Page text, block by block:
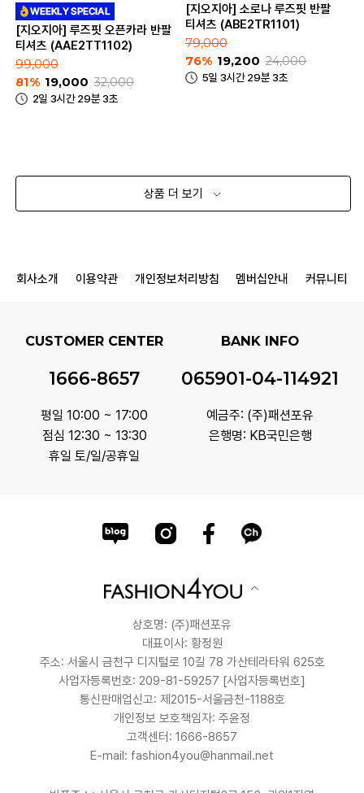
[지오지아] 루즈핏 오픈카라 반팔
티셔츠 (AAE2TT1102)
99,000
81% 19,000 32,000
2일 3시간 29분 3초
[지오지아] 소로나 루즈핏 반팔
티셔츠 (ABE2TR1101)
79,000
76% 19,200 24,000
5일 3시간 29분 3초
상품 더 보기
회사소개 이용약관 개인정보처리방침 멤버십안내 커뮤니티
CUSTOMER CENTER
1666-8657
평일 10:00 ~ 17:00
점심 12:30 ~ 13:30
휴일 토/일/공휴일
BANK INFO
065901-04-114921
예금주: (주)패션포유
은행명: KB국민은행
상호명: (주)패션포유
대표이사: 황정원
주소: 서울시 금천구 디지털로 10길 78 가산테라타워 625호
사업자등록번호: 209-81-59257 [사업자등록번호]
통신판매업신고: 제2015-서울금천-1188호
개인정보 보호책임자: 주윤정
고객센터: 1666-8657
E-mail: fashion4you@hanmail.net